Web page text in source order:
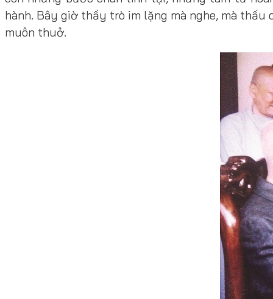
hành. Bây giờ thầy trò im lặng mà nghe, mà
muôn thuở.